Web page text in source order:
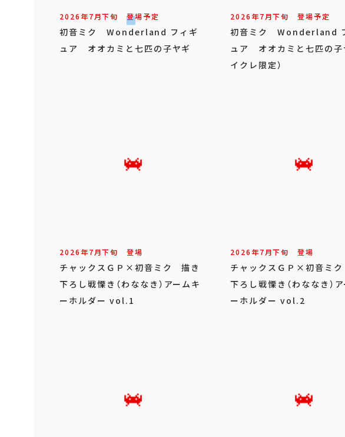
2026年7月下旬 登場予定
初音ミク Wonderland フィギ
ュア オオカミと七匹の子ヤギ
2026年7月下旬 登場予定
初音ミク Wonderland
ュア オオカミと七匹の子
イクレ限定）
2026年7月下旬 登場
チャックスＧＰ×初音ミク 描き
下ろし戦慄き（わななき）アームキ
ーホルダー vol.1
2026年7月下旬 登場
チャックスＧＰ×初音ミ
下ろし戦慄き（わななき）
ーホルダー vol.2